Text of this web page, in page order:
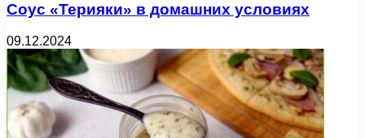
Соус «Терияки» в домашних условиях
09.12.2024